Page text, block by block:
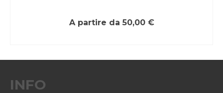
A partire da 50,00 €
prodotto
INFO